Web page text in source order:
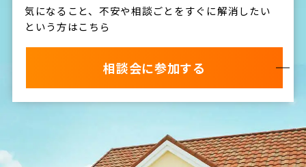
気になること、不安や相談ごとをすぐに解消したい
という方はこちら
相談会に参加する